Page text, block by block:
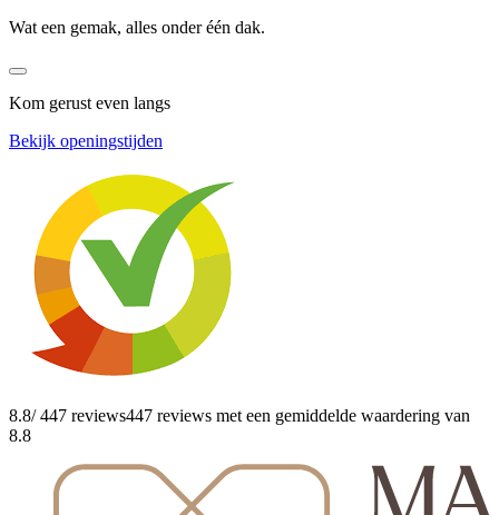
Wat een gemak, alles onder één dak.
Kom gerust even langs
Bekijk openingstijden
8.8/ 447 reviews447 reviews met een gemiddelde waardering van
8.8